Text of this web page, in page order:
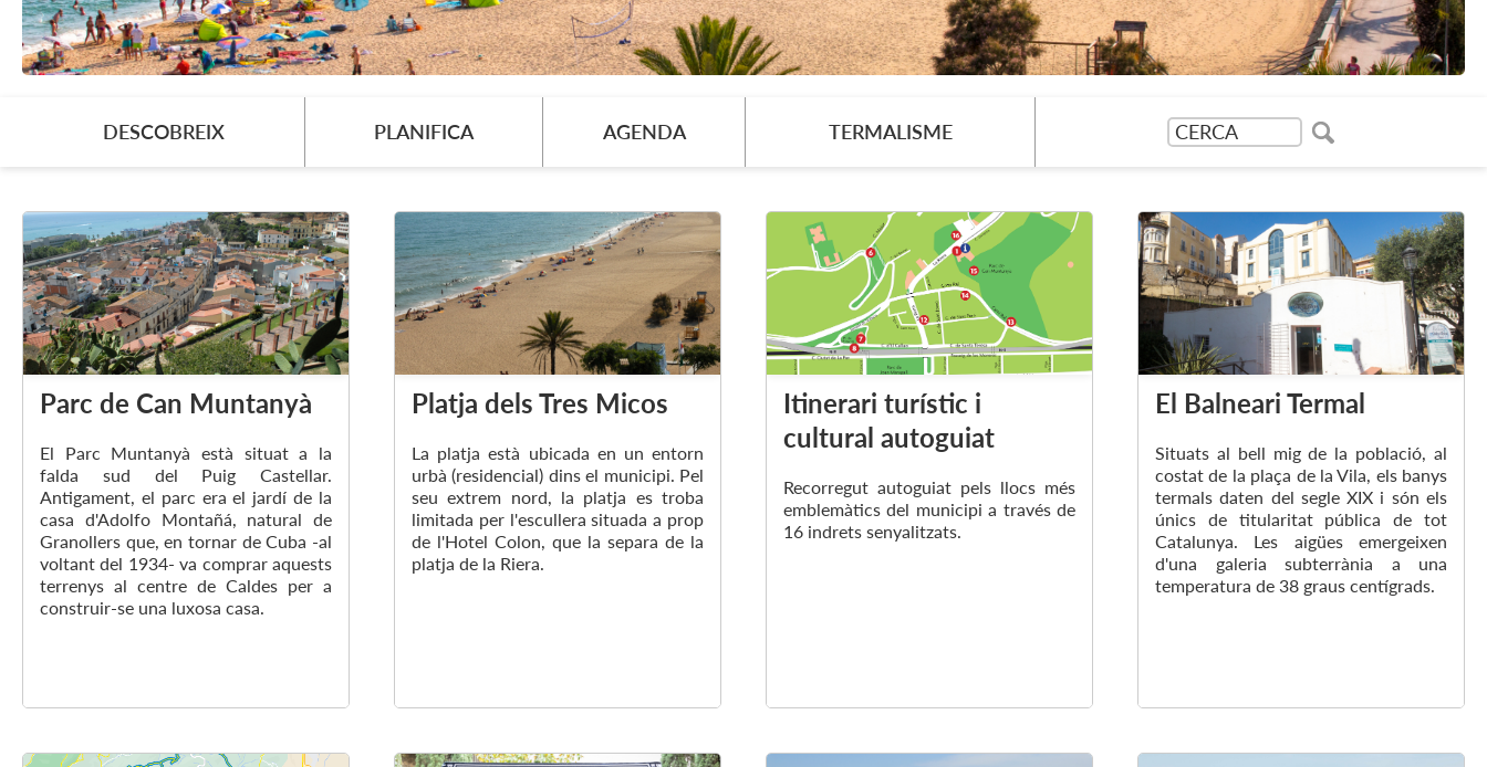
DESCOBREIX PLANIFICA AGENDA TERMALISME
Parc de Can Muntanyà
El Parc Muntanyà està situat a la
falda sud del Puig Castellar.
Antigament, el parc era el jardí de la
casa d'Adolfo Montañá, natural de
Granollers que, en tornar de Cuba -al
voltant del 1934- va comprar aquests
terrenys al centre de Caldes per a
construir-se una luxosa casa.
Platja dels Tres Micos
La platja està ubicada en un entorn
urbà (residencial) dins el municipi. Pel
seu extrem nord, la platja es troba
limitada per l'escullera situada a prop
de l'Hotel Colon, que la separa de la
platja de la Riera.
Itinerari turístic i
cultural autoguiat
Recorregut autoguiat pels llocs més
emblemàtics del municipi a través de
16 indrets senyalitzats.
El Balneari Termal
Situats al bell mig de la població, al
costat de la plaça de la Vila, els banys
termals daten del segle XIX i són els
únics de titularitat pública de tot
Catalunya. Les aigües emergeixen
d'una galeria subterrània a una
temperatura de 38 graus centígrads.